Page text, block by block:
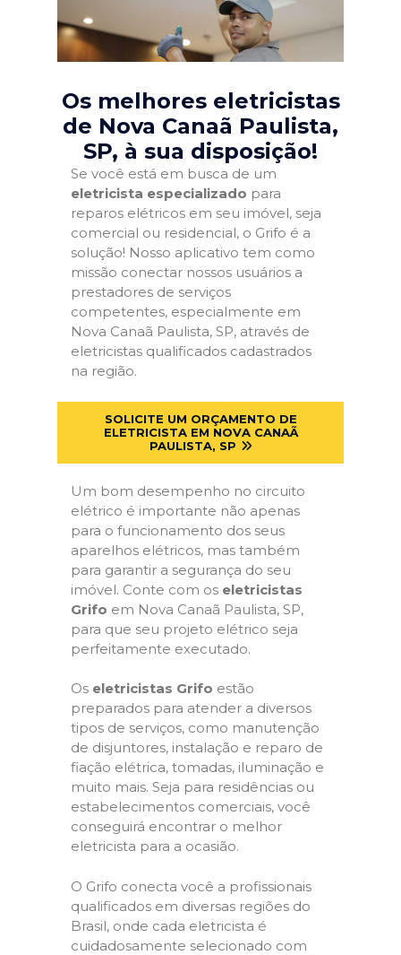
Os melhores eletricistas
de Nova Canaã Paulista,
SP, à sua disposição!
Se você está em busca de um
eletricista especializado para
reparos elétricos em seu imóvel, seja
comercial ou residencial, o Grifo é a
solução! Nosso aplicativo tem como
missão conectar nossos usuários a
prestadores de serviços
competentes, especialmente em
Nova Canaã Paulista, SP, através de
eletricistas qualificados cadastrados
na região.
SOLICITE UM ORÇAMENTO DE
ELETRICISTA EM NOVA CANAÃ
PAULISTA, SP
Um bom desempenho no circuito
elétrico é importante não apenas
para o funcionamento dos seus
aparelhos elétricos, mas também
para garantir a segurança do seu
imóvel. Conte com os eletricistas
Grifo em Nova Canaã Paulista, SP,
para que seu projeto elétrico seja
perfeitamente executado.
Os eletricistas Grifo estão
preparados para atender a diversos
tipos de serviços, como manutenção
de disjuntores, instalação e reparo de
fiação elétrica, tomadas, iluminação e
muito mais. Seja para residências ou
estabelecimentos comerciais, você
conseguirá encontrar o melhor
eletricista para a ocasião.
O Grifo conecta você a profissionais
qualificados em diversas regiões do
Brasil, onde cada eletricista é
cuidadosamente selecionado com